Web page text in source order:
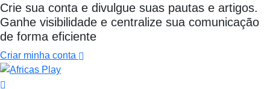
Crie sua conta e divulgue suas pautas e artigos.
Ganhe visibilidade e centralize sua comunicação
de forma eficiente
Criar minha conta